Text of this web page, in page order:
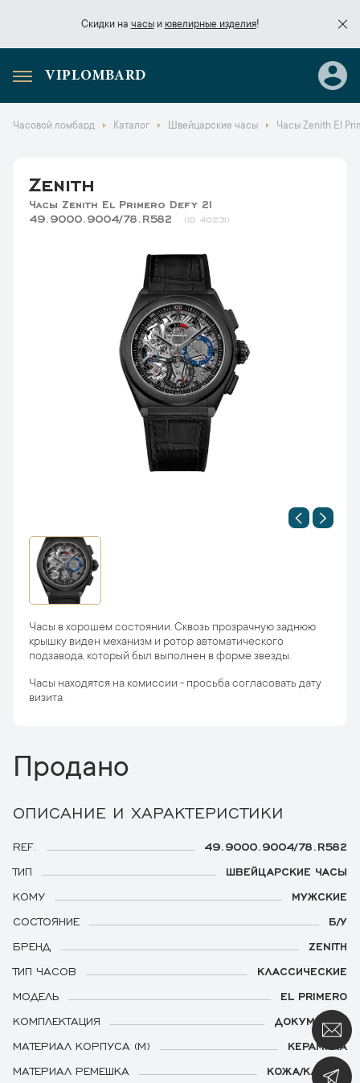
Скидки на часыи ювелирные изделия!
Скидки начасы
VIPLOMBARD
Часовой ломбард Каталог Швейцарские часы Часы Zenith El
Zenith
Часы Zenith El Primero Defy 21
49.9000.9004/78.R582
40231
Часы в хорошем состоянии. Сквозь прозрачную заднюю
крышку виден механизм и ротор автоматического
подзавода, который был выполнен в форме звезды.
Часы находятся на комиссии - просьба согласовать дату
визита.
Продано
ОПИСАНИЕ И ХАРАКТЕРИСТИКИ
REF.
49.9000.9004/78.R582
ТИП
ШВЕЙЦАРСКИЕ ЧАСЫ
КОМУ
МУЖСКИЕ
СОСТОЯНИЕ
Б/У
БРЕНД
ZENITH
ТИП ЧАСОВ
КЛАССИЧЕСКИЕ
МОДЕЛЬ
EL PRIMERO
КОМПЛЕКТАЦИЯ
ДОКУМЕНТЫ
МАТЕРИАЛ КОРПУСА (М)
КЕРАМИКА
МАТЕРИАЛ РЕМЕШКА
КОЖА/КАУЧУК